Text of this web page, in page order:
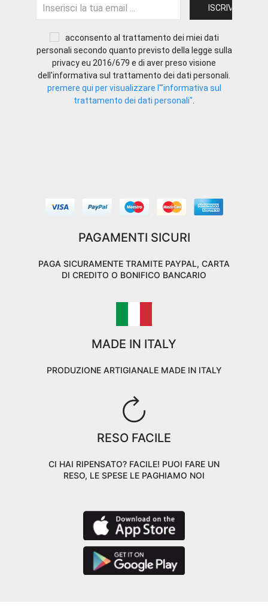
acconsento al trattamento dei miei dati
personali secondo quanto previsto della legge sulla
privacy eu 2016/679 e di aver preso visione
dell'informativa sul trattamento dei dati personali.
premere qui per visualizzare l'"informativa sul
trattamento dei dati personali"
PAGAMENTI SICURI
PAGA SICURAMENTE TRAMITE PAYPAL, CARTA
DI CREDITO O BONIFICO BANCARIO
MADE IN ITALY
PRODUZIONE ARTIGIANALE MADE IN ITALY
RESO FACILE
CI HAI RIPENSATO? FACILE! PUOI FARE UN
RESO, LE SPESE LE PAGHIAMO NOI